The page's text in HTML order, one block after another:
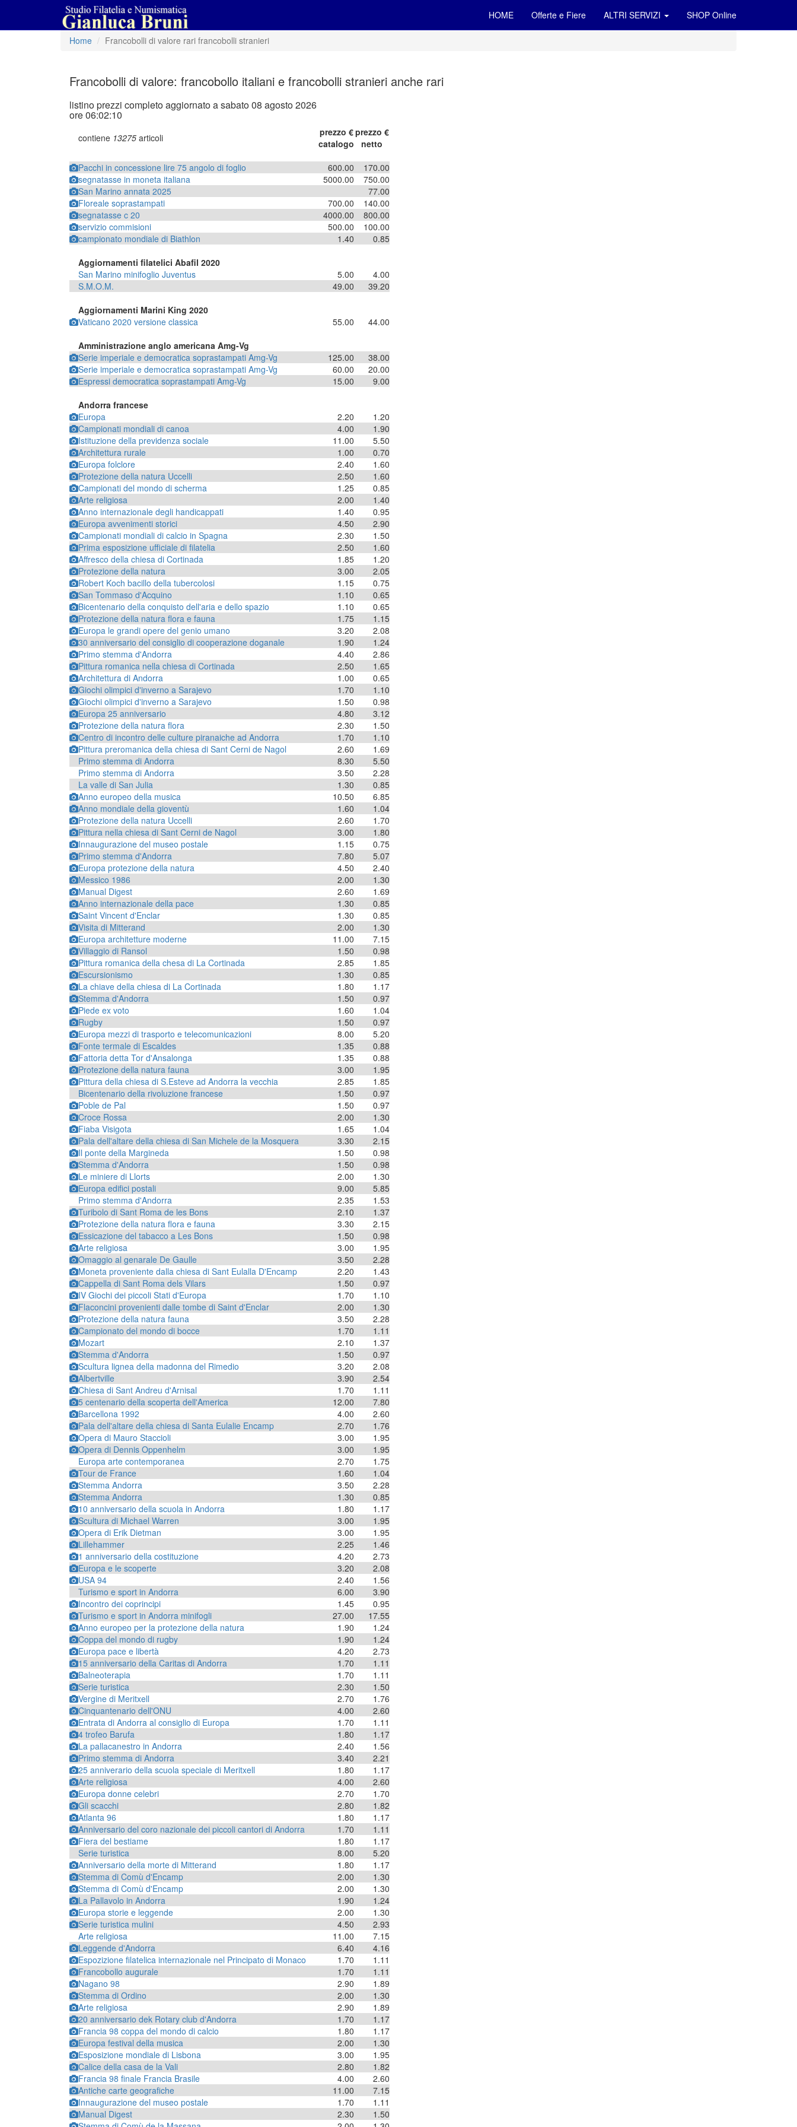
HOME Offerte e Fiere ALTRI SERVIZI SHOP Online
Home Francobolli di valore rari francobolli stranieri
Francobolli di valore: francobollo italiani e francobolli stranieri anche rari
listino prezzi completo aggiornato a sabato 08 agosto 2026
ore 06:02:10
contiene 13275 articoli
prezzo €
catalogo
prezzo €
netto
Pacchi in concessione lire 75 angolo di foglio
600.00
170.00
segnatasse in moneta italiana
5000.00
750.00
San Marino annata 2025
77.00
Floreale soprastampati
700.00
140.00
segnatasse c 20
4000.00
800.00
servizio commisioni
500.00
100.00
campionato mondiale di Biathlon
1.40
0.85
Aggiornamenti filatelici Abafil 2020
San Marino minifoglio Juventus
5.00
4.00
S.M.O.M.
49.00
39.20
Aggiornamenti Marini King 2020
Vaticano 2020 versione classica
55.00
44.00
Amministrazione anglo americana Amg-Vg
Serie imperiale e democratica soprastampati Amg-Vg
125.00
38.00
Serie imperiale e democratica soprastampati Amg-Vg
60.00
20.00
Espressi democratica soprastampati Amg-Vg
15.00
9.00
Andorra francese
Europa
2.20
1.20
Campionati mondiali di canoa
4.00
1.90
Istituzione della previdenza sociale
11.00
5.50
Architettura rurale
1.00
0.70
Europa folclore
2.40
1.60
Protezione della natura Uccelli
2.50
1.60
Campionati del mondo di scherma
1.25
0.85
Arte religiosa
2.00
1.40
Anno internazionale degli handicappati
1.40
0.95
Europa avvenimenti storici
4.50
2.90
Campionati mondiali di calcio in Spagna
2.30
1.50
Prima esposizione ufficiale di filatelia
2.50
1.60
Affresco della chiesa di Cortinada
1.85
1.20
Protezione della natura
3.00
2.05
Robert Koch bacillo della tubercolosi
1.15
0.75
San Tommaso d'Acquino
1.10
0.65
Bicentenario della conquisto dell'aria e dello spazio
1.10
0.65
Protezione della natura flora e fauna
1.75
1.15
Europa le grandi opere del genio umano
3.20
2.08
30 anniversario del consiglio di cooperazione doganale
1.90
1.24
Primo stemma d'Andorra
4.40
2.86
Pittura romanica nella chiesa di Cortinada
2.50
1.65
Architettura di Andorra
1.00
0.65
Giochi olimpici d'inverno a Sarajevo
1.70
1.10
Giochi olimpici d'inverno a Sarajevo
1.50
0.98
Europa 25 anniversario
4.80
3.12
Protezione della natura flora
2.30
1.50
Centro di incontro delle culture piranaiche ad Andorra
1.70
1.10
Pittura preromanica della chiesa di Sant Cerni de Nagol
2.60
1.69
Primo stemma di Andorra
8.30
5.50
Primo stemma di Andorra
3.50
2.28
La valle di San Julia
1.30
0.85
Anno europeo della musica
10.50
6.85
Anno mondiale della gioventù
1.60
1.04
Protezione della natura Uccelli
2.60
1.70
Pittura nella chiesa di Sant Cerni de Nagol
3.00
1.80
Innaugurazione del museo postale
1.15
0.75
Primo stemma d'Andorra
7.80
5.07
Europa protezione della natura
4.50
2.40
Messico 1986
2.00
1.30
Manual Digest
2.60
1.69
Anno internazionale della pace
1.30
0.85
Saint Vincent d'Enclar
1.30
0.85
Visita di Mitterand
2.00
1.30
Europa architetture moderne
11.00
7.15
Villaggio di Ransol
1.50
0.98
Pittura romanica della chesa di La Cortinada
2.85
1.85
Escursionismo
1.30
0.85
La chiave della chiesa di La Cortinada
1.80
1.17
Stemma d'Andorra
1.50
0.97
Piede ex voto
1.60
1.04
Rugby
1.50
0.97
Europa mezzi di trasporto e telecomunicazioni
8.00
5.20
Fonte termale di Escaldes
1.35
0.88
Fattoria detta Tor d'Ansalonga
1.35
0.88
Protezione della natura fauna
3.00
1.95
Pittura della chiesa di S.Esteve ad Andorra la vecchia
2.85
1.85
Bicentenario della rivoluzione francese
1.50
0.97
Poble de Pal
1.50
0.97
Croce Rossa
2.00
1.30
Fiaba Visigota
1.65
1.04
Pala dell'altare della chiesa di San Michele de la Mosquera
3.30
2.15
Il ponte della Margineda
1.50
0.98
Stemma d'Andorra
1.50
0.98
Le miniere di Llorts
2.00
1.30
Europa edifici postali
9.00
5.85
Primo stemma d'Andorra
2.35
1.53
Turibolo di Sant Roma de les Bons
2.10
1.37
Protezione della natura flora e fauna
3.30
2.15
Essicazione del tabacco a Les Bons
1.50
0.98
Arte religiosa
3.00
1.95
Omaggio al genarale De Gaulle
3.50
2.28
Moneta proveniente dalla chiesa di Sant Eulalla D'Encamp
2.20
1.43
Cappella di Sant Roma dels Vilars
1.50
0.97
IV Giochi dei piccoli Stati d'Europa
1.70
1.10
Flaconcini provenienti dalle tombe di Saint d'Enclar
2.00
1.30
Protezione della natura fauna
3.50
2.28
Campionato del mondo di bocce
1.70
1.11
Mozart
2.10
1.37
Stemma d'Andorra
1.50
0.97
Scultura lignea della madonna del Rimedio
3.20
2.08
Albertville
3.90
2.54
Chiesa di Sant Andreu d'Arnisal
1.70
1.11
5 centenario della scoperta dell'America
12.00
7.80
Barcellona 1992
4.00
2.60
Pala dell'altare della chiesa di Santa Eulalie Encamp
2.70
1.76
Opera di Mauro Staccioli
3.00
1.95
Opera di Dennis Oppenhelm
3.00
1.95
Europa arte contemporanea
2.70
1.75
Tour de France
1.60
1.04
Stemma Andorra
3.50
2.28
Stemma Andorra
1.30
0.85
10 anniversario della scuola in Andorra
1.80
1.17
Scultura di Michael Warren
3.00
1.95
Opera di Erik Dietman
3.00
1.95
Lillehammer
2.25
1.46
1 anniversario della costituzione
4.20
2.73
Europa e le scoperte
3.20
2.08
USA 94
2.40
1.56
Turismo e sport in Andorra
6.00
3.90
Incontro dei coprincipi
1.45
0.95
Turismo e sport in Andorra minifogli
27.00
17.55
Anno europeo per la protezione della natura
1.90
1.24
Coppa del mondo di rugby
1.90
1.24
Europa pace e libertà
4.20
2.73
15 anniversario della Caritas di Andorra
1.70
1.11
Balneoterapia
1.70
1.11
Serie turistica
2.30
1.50
Vergine di Meritxell
2.70
1.76
Cinquantenario dell'ONU
4.00
2.60
Entrata di Andorra al consiglio di Europa
1.70
1.11
4 trofeo Barufa
1.80
1.17
La pallacanestro in Andorra
2.40
1.56
Primo stemma di Andorra
3.40
2.21
25 anniverario della scuola speciale di Meritxell
1.80
1.17
Arte religiosa
4.00
2.60
Europa donne celebri
2.70
1.70
Gli scacchi
2.80
1.82
Atlanta 96
1.80
1.17
Anniversario del coro nazionale dei piccoli cantori di Andorra
1.70
1.11
Fiera del bestiame
1.80
1.17
Serie turistica
8.00
5.20
Anniversario della morte di Mitterand
1.80
1.17
Stemma di Comù d'Encamp
2.00
1.30
Stemma di Comù d'Encamp
2.00
1.30
La Pallavolo in Andorra
1.90
1.24
Europa storie e leggende
2.00
1.30
Serie turistica mulini
4.50
2.93
Arte religiosa
11.00
7.15
Leggende d'Andorra
6.40
4.16
Espozizione filatelica internazionale nel Principato di Monaco
1.70
1.11
Francobollo augurale
1.70
1.11
Nagano 98
2.90
1.89
Stemma di Ordino
2.00
1.30
Arte religiosa
2.90
1.89
20 anniversario dek Rotary club d'Andorra
1.70
1.17
Francia 98 coppa del mondo di calcio
1.80
1.17
Europa festival della musica
2.00
1.30
Esposizione mondiale di Lisbona
3.00
1.95
Calice della casa de la Vali
2.80
1.82
Francia 98 finale Francia Brasile
4.00
2.60
Antiche carte geografiche
11.00
7.15
Innaugurazione del museo postale
1.70
1.11
Manual Digest
2.30
1.50